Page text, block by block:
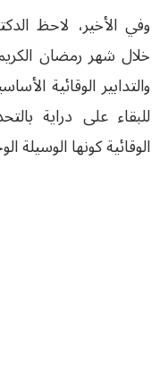
وفي الأخير، لاحظ
خلال شهر رمضان
والتدابير الوقائية
للبقاء على دراية
الوقائية كونها الوسيلة